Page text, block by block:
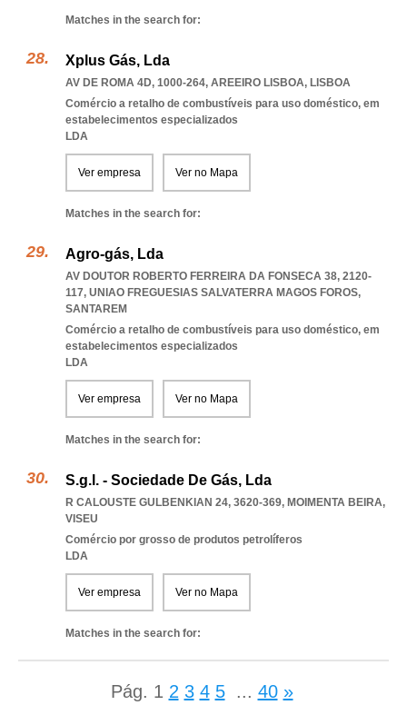
Matches in the search for:
Xplus Gás, Lda
AV DE ROMA 4D, 1000-264, AREEIRO LISBOA, LISBOA
Comércio a retalho de combustíveis para uso doméstico, em
estabelecimentos especializados
LDA
Ver empresa Ver no Mapa
Matches in the search for:
Agro-gás, Lda
AV DOUTOR ROBERTO FERREIRA DA FONSECA 38, 2120-
117, UNIAO FREGUESIAS SALVATERRA MAGOS FOROS,
SANTAREM
Comércio a retalho de combustíveis para uso doméstico, em
estabelecimentos especializados
LDA
Ver empresa Ver no Mapa
Matches in the search for:
S.g.l. - Sociedade De Gás, Lda
R CALOUSTE GULBENKIAN 24, 3620-369, MOIMENTA BEIRA,
VISEU
Comércio por grosso de produtos petrolíferos
LDA
Ver empresa Ver no Mapa
Matches in the search for:
Pág. 1 2 3 4 5 ... 40 »